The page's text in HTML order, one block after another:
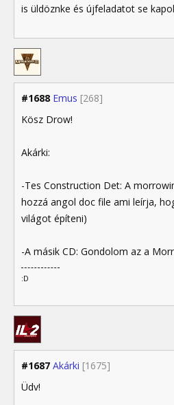
is üldöznke és újfeladatot se
#1688 Emus [268]
Kösz Drow!
Akárki:
-Tes Construction Det: A
hozzá angol doc file ami leírja,
világot építeni)
-A másik CD: Gondolom az a
:D
#1687 Akárki [1675]
Üdv!